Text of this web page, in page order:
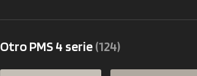
Otro PMS 4 serie(124)